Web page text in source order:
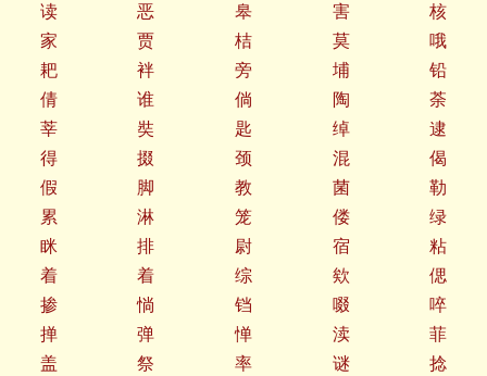
读 恶 皋 害
核
家
贾 桔 莫
哦
耙
袢 旁 埔
铅
倩
谁 倘 陶
荼
莘
奘 匙 绰
逮
得
掇 颈 混
偈
假
脚 教 菌
勒
累
淋 笼 偻
绿
眯
排 尉 宿
粘
着
着 综 欸
偲
掺
惝 铛 啜
啐
掸
弹 惮 渎
菲
盖
祭 率 谜
捻